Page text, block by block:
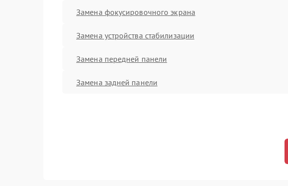
Замена фокусировочного экрана
Замена устройства стабилизации
Замена передней панели
Замена задней панели